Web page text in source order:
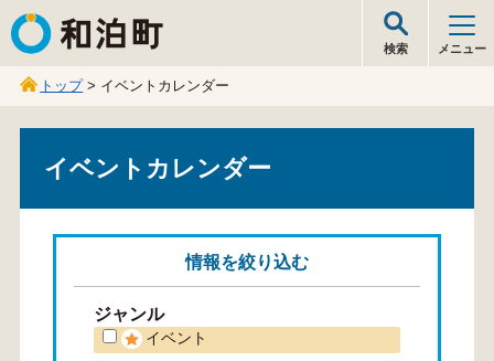
和泊町
検索 メニュー
トップ> イベントカレンダー
イベントカレンダー
情報を絞り込む
ジャンル
イベント